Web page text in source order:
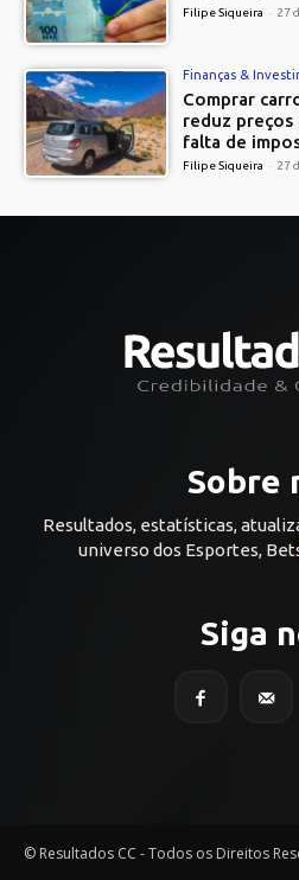
Filipe Siqueira - 27
Finanças &
Comprar
reduz preços
falta de
Filipe Siqueira - 27
Sobre
Resultados, estatísticas,
universo dos Esportes,
Siga
© Resultados CC - Todos os Direitos